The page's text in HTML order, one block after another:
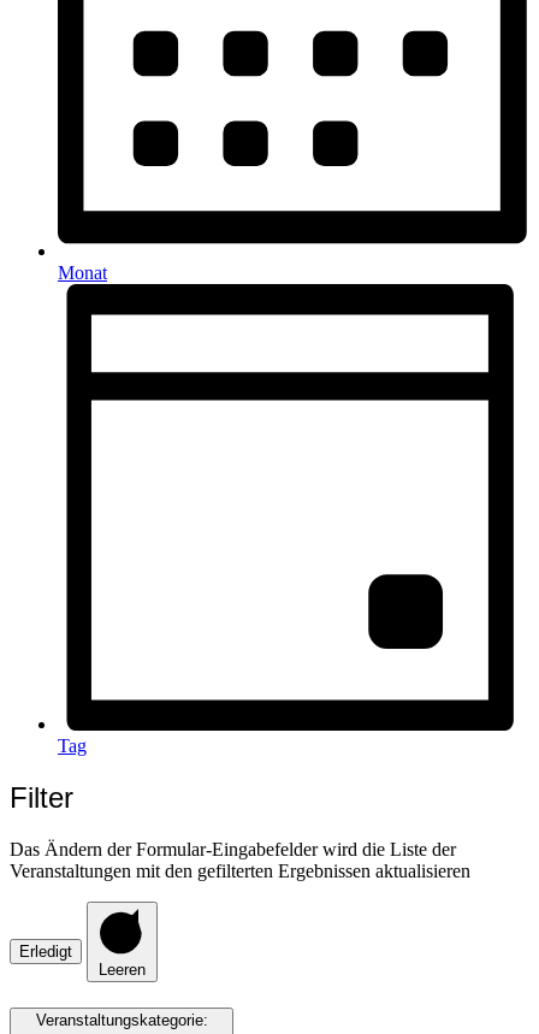
Monat
Tag
Filter
Das Ändern der Formular-Eingabefelder wird die Liste der
Veranstaltungen mit den gefilterten Ergebnissen aktualisieren
Erledigt
Leeren
Veranstaltungskategorie: